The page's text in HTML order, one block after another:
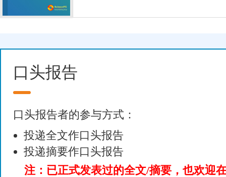
口头报告
口头报告者的参与方式：
投递全文作口头报告
投递摘要作口头报告
注：已正式发表过的全文/摘要，也欢迎